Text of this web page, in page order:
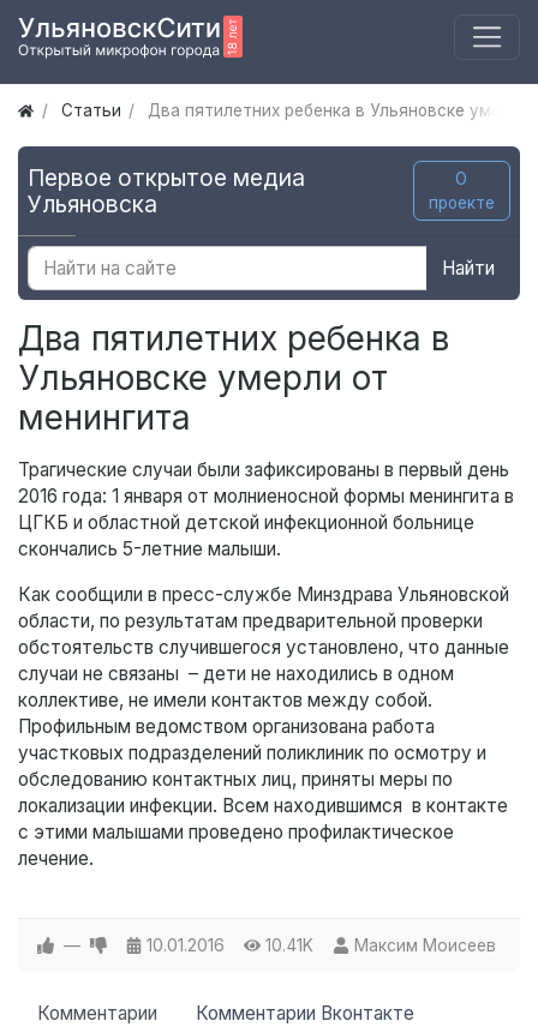
Статьи Два пятилетних ребенка в Ульяновске умерли
Первое открытое медиа
Ульяновска
О
проекте
Найти
Два пятилетних ребенка в
Ульяновске умерли от
менингита
Трагические случаи были зафиксированы в первый день
2016 года: 1 января от молниеносной формы менингита в
ЦГКБ и областной детской инфекционной больнице
скончались 5-летние малыши.
Как сообщили в пресс-службе Минздрава Ульяновской
области, по результатам предварительной проверки
обстоятельств случившегося установлено, что данные
случаи не связаны – дети не находились в одном
коллективе, не имели контактов между собой.
Профильным ведомством организована работа
участковых подразделений поликлиник по осмотру и
обследованию контактных лиц, приняты меры по
локализации инфекции. Всем находившимся в контакте
с этими малышами проведено профилактическое
лечение.
— 10.01.2016 10.41K Максим Моисеев
Комментарии Комментарии Вконтакте